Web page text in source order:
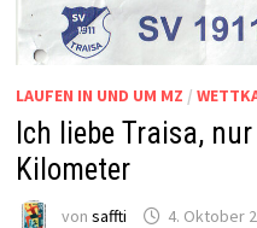
LAUFEN IN UND UM MZ /
Ich liebe Traisa,
Kilometer
von saffti 4. Oktober